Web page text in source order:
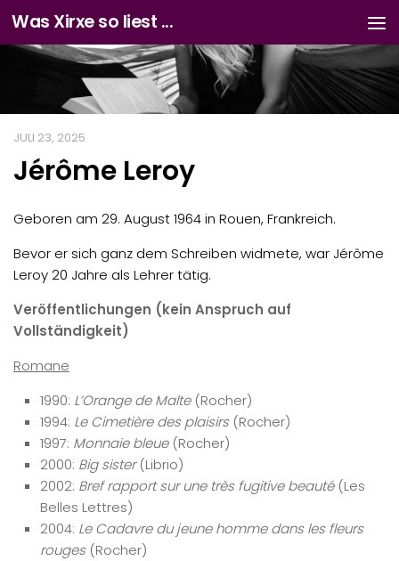
Zum Inhalt springen
Was Xirxe so liest ...
JULI 23, 2025
Jérôme Leroy
Geboren am 29. August 1964 in Rouen, Frankreich.
Bevor er sich ganz dem Schreiben widmete, war Jérôme
Leroy 20 Jahre als Lehrer tätig.
Veröffentlichungen (kein Anspruch auf
Vollständigkeit)
Romane
1990: L’Orange de Malte(Rocher)
1994: Le Cimetière des plaisirs(Rocher)
1997: Monnaie bleue(Rocher)
2000: Big sister(Librio)
2002: Bref rapport sur une très fugitive beauté(Les
Belles Lettres)
2004: Le Cadavre du jeune homme dans les fleurs
rouges(Rocher)